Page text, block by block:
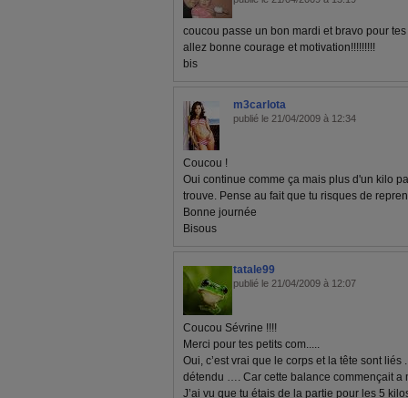
coucou passe un bon mardi et bravo pour
allez bonne courage et motivation!!!!!!!!!
bis
m3carlota
publié le 21/04/2009 à 12:34
Coucou !
Oui continue comme ça mais plus d'un kilo
trouve. Pense au fait que tu risques de
Bonne journée
Bisous
tatale99
publié le 21/04/2009 à 12:07
Coucou Sévrine !!!!
Merci pour tes petits com.....
Oui, c’est vrai que le corps et la tête sont liés
détendu …. Car cette balance commençait
J’ai vu que tu étais de la partie pour les 5